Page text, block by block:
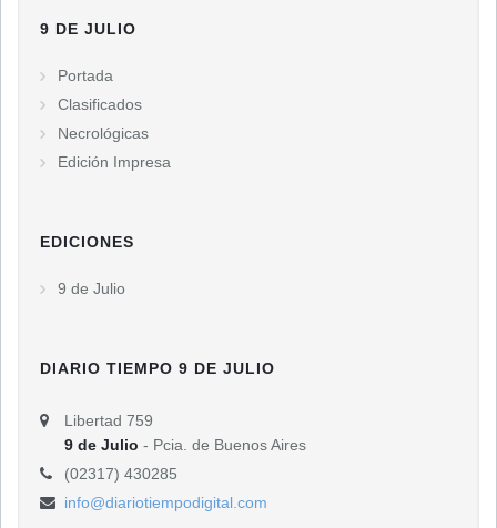
9 DE JULIO
Portada
Clasificados
Necrológicas
Edición Impresa
EDICIONES
9 de Julio
DIARIO TIEMPO 9 DE JULIO
Libertad 759
9 de Julio - Pcia. de Buenos Aires
(02317) 430285
info@diariotiempodigital.com